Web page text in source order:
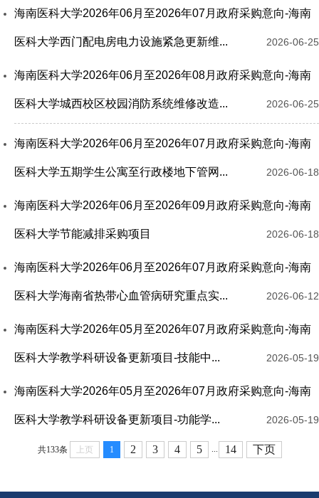
海南医科大学2026年06月至2026年07月政府采购意向-海南
医科大学西门配电房电力设施紧急更新维... 2026-06-25
海南医科大学2026年06月至2026年08月政府采购意向-海南
医科大学城西校区校园消防系统维修改造... 2026-06-25
海南医科大学2026年06月至2026年07月政府采购意向-海南
医科大学五期学生公寓至行政楼地下管网... 2026-06-18
海南医科大学2026年06月至2026年09月政府采购意向-海南
医科大学节能减排采购项目 2026-06-18
海南医科大学2026年06月至2026年07月政府采购意向-海南
医科大学海南省热带心血管病研究重点实... 2026-06-12
海南医科大学2026年05月至2026年07月政府采购意向-海南
医科大学教学科研设备更新项目-技能中... 2026-05-19
海南医科大学2026年05月至2026年07月政府采购意向-海南
医科大学教学科研设备更新项目-功能学... 2026-05-19
共133条 上页 1 2 3 4 5 14 下页